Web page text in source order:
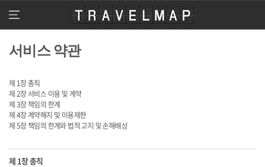
travelmap
메
뉴
기
서비스 약관
제 1장 총칙
제 2장 서비스 이용 및 계약
제 3장 책임의 한계
제 4장 계약해지 및 이용제한
제 5장 책임의 한계와 법적 고지 및 손해배상
제 1장 총칙